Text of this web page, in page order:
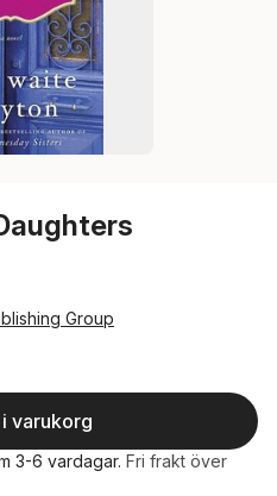
Group
varukorg
3-6 vardagar. Fri frakt över